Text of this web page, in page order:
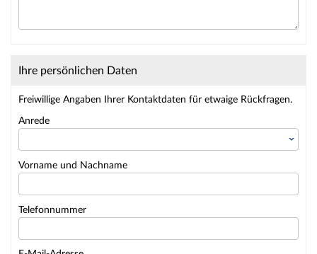
Ihre persönlichen Daten
Freiwillige Angaben Ihrer Kontaktdaten für etwaige Rückfragen.
Anrede
Vorname und Nachname
Telefonnummer